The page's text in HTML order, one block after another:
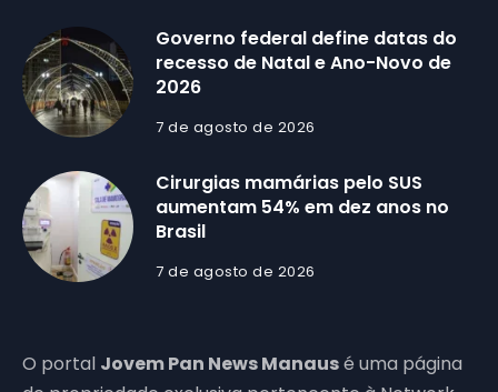
Governo federal define datas do
recesso de Natal e Ano-Novo de
2026
7 de agosto de 2026
Cirurgias mamárias pelo SUS
aumentam 54% em dez anos no
Brasil
7 de agosto de 2026
O portal Jovem Pan News Manausé uma página